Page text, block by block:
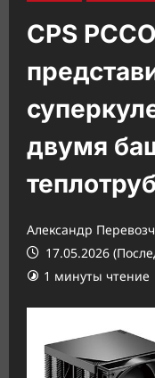
CPS
двумя
Александр
17.05.2026
1 минуты чтение